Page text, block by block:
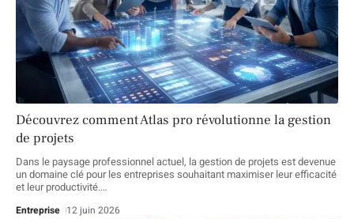
Découvrez comment Atlas pro révolutionne la gestion
de projets
Dans le paysage professionnel actuel, la gestion de projets est devenue
un domaine clé pour les entreprises souhaitant maximiser leur efficacité
et leur productivité.…
Entreprise 12 juin 2026